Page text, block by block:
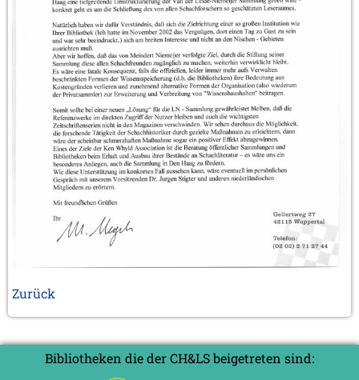
Zurück
Bibliotheken die der CH&LS beigetreten sind: